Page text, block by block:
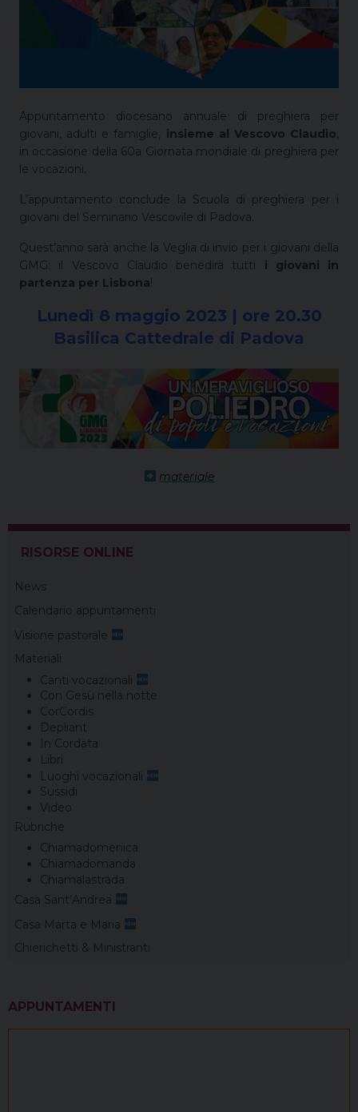
Appuntamento diocesano annuale di preghiera per
giovani, adulti e famiglie, insieme al Vescovo Claudio
in occasione della 60a Giornata mondiale di preghiera per
le vocazioni.
L’appuntamento conclude la Scuola di preghiera per i
giovani del Seminario Vescovile di Padova.
Quest’anno sarà anche la Veglia di invio per i giovani della
GMG: il Vescovo Claudio benedirà tutti i giovani in
partenza per Lisbona!
Lunedì 8 maggio 2023 | ore 20.30
Basilica Cattedrale di Padova
materiale
RISORSE ONLINE
News
Calendario appuntamenti
Visione pastorale
Materiali
Canti vocazionali
Con Gesù nella notte
CorCordis
Depliant
In Cordata
Libri
Luoghi vocazionali
Sussidi
Video
Rubriche
Chiamadomenica
Chiamadomanda
Chiamalastrada
Casa Sant’Andrea
Casa Marta e Maria
Chierichetti & Ministranti
APPUNTAMENTI